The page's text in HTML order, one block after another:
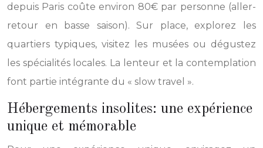
depuis Paris coûte environ 80€ par personne (aller-
retour en basse saison). Sur place, explorez les
quartiers typiques, visitez les musées ou dégustez
les spécialités locales. La lenteur et la contemplation
font partie intégrante du « slow travel ».
Hébergements insolites: une expérience
unique et mémorable